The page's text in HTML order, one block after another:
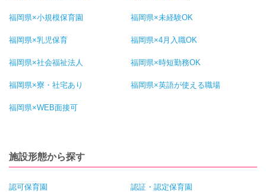
福岡県×小規模保育園 福岡県×未経験OK
福岡県×乳児保育 福岡県×4月入職OK
福岡県×社会福祉法人 福岡県×時短勤務OK
福岡県×寮・社宅あり 福岡県×英語が使える職場
福岡県×WEB面接可
施設形態から探す
認可保育園 認証・認定保育園